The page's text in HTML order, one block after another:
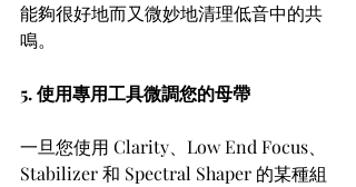
能夠很好地而又微妙地清理低音中的共
鳴。
5. 使用專用工具微調您的母帶
一旦您使用 Clarity、Low End Focus、
Stabilizer 和 Spectral Shaper 的某種組